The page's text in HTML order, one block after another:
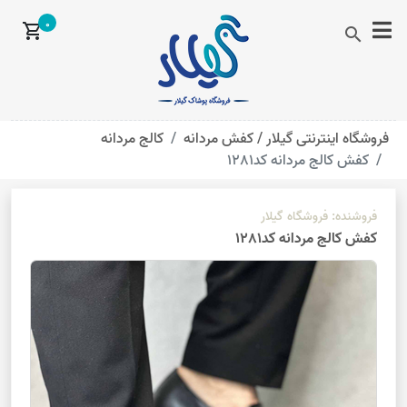
search
shopping_cart0
فروشگاه اینترنتی گیلار /کفش مردانه
کالج مردانه
کفش کالج مردانه کد1281
فروشنده: فروشگاه گیلار
کفش کالج مردانه کد1281